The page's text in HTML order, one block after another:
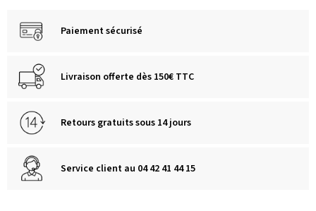
Paiement sécurisé
Livraison offerte dès 150€ TTC
Retours gratuits sous 14 jours
Service client au 04 42 41 44 15